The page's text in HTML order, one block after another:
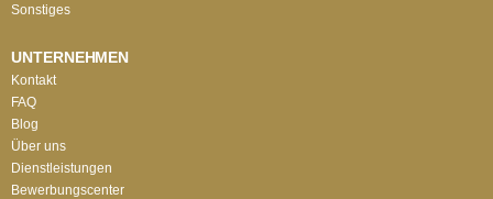
Sonstiges
UNTERNEHMEN
Kontakt
FAQ
Blog
Über uns
Dienstleistungen
Bewerbungscenter